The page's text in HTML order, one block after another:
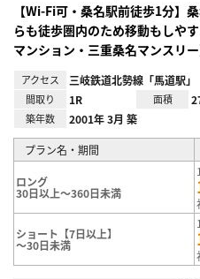
【Wi-Fi可・桑名駅前徒歩1分
らも徒歩圏内のため移動もしや
マンション・三重桑名マンスリー
アクセス 三岐鉄道北勢線「馬道駅」
間取り 1R 面積
築年数 2001年 3月 築
プラン名・期間
ロング
30日以上～360日未満
ショート【7日以上】
～30日未満